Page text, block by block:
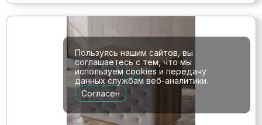
Пользуясь нашим сайтов, вы
соглашаетесь с тем, что мы
используем cookies и передачу
данных службам веб-аналитики.
Согласен